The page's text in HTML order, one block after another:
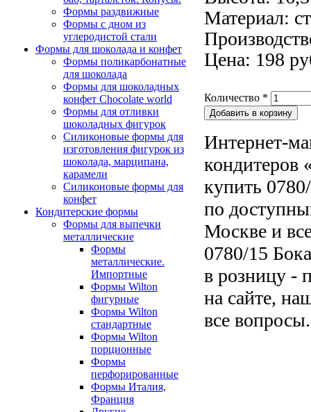
Формы раздвижные
Формы с дном из
углеродистой стали
Формы для шоколада и конфет
Формы поликарбонатные
для шоколада
Формы для шоколадных
конфет Сhocolate world
Формы для отливки
шоколадных фигурок
Силиконовые формы для
изготовления фигурок из
шоколада, марципана,
карамели
Силиконовые формы для
конфет
Кондитерские формы
Формы для выпечки
металлические
Формы
металлические.
Импортные
Формы Wilton
фигурные
Формы Wilton
стандартные
Формы Wilton
порционные
Формы
перфорированные
Формы Италия,
Франция
Материал:
Цена: 198
Количество *
Интернет-
кондитеров
купить
по
Москве и
0780/15
в розницу -
на сайте,
все вопросы.